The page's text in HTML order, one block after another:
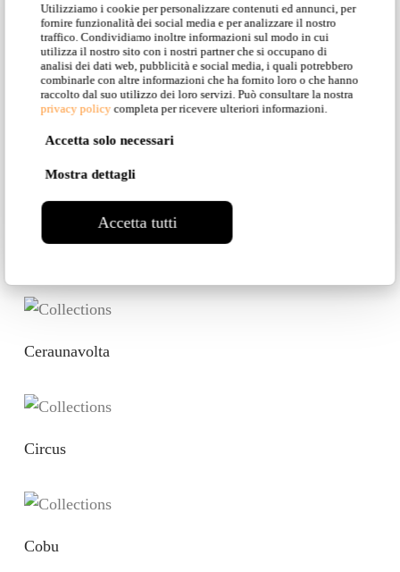
Utilizziamo i cookie per personalizzare contenuti ed annunci, per
fornire funzionalità dei social media e per analizzare il nostro
traffico. Condividiamo inoltre informazioni sul modo in cui
utilizza il nostro sito con i nostri partner che si occupano di
analisi dei dati web, pubblicità e social media, i quali potrebbero
combinarle con altre informazioni che ha fornito loro o che hanno
raccolto dal suo utilizzo dei loro servizi. Può consultare la nostra
privacy policy completa per ricevere ulteriori informazioni.
Accetta solo necessari
Mostra dettagli
Accetta tutti
Boom
Ceraunavolta
Circus
Cobu